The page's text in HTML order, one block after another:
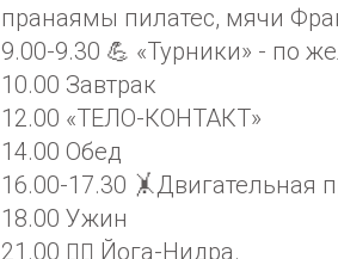
пранаямы пилатес, мячи
9.00-9.30 💪 «Турники» - по
10.00 Завтрак
12.00 «ТЕЛО-КОНТАКТ»
14.00 Обед
16.00-17.30 🤸Двигательная
18.00 Ужин
21.00 🧘‍♀️ Йога-Нидра.